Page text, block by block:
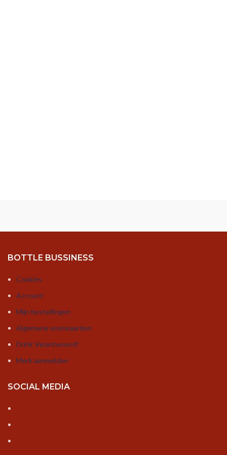
BOTTLE BUSSINESS
Cookies
Account
Mijn bestellingen
Algemene voorwaarden
Drink Verantwoord!
Merk aanmelden
SOCIAL MEDIA